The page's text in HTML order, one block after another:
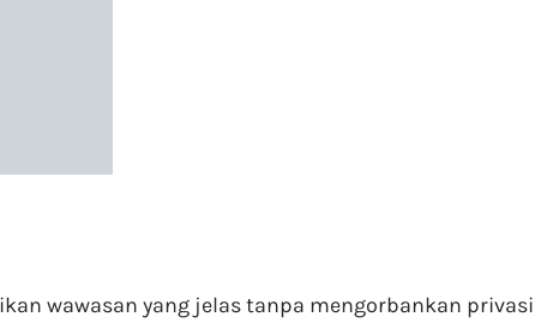
wawasan yang jelas tanpa mengorbankan privasi